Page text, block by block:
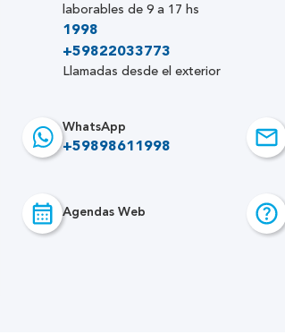
laborables de 9 a 17 hs
1998
+59822033773
Llamadas desde el exterior
WhatsApp
+59898611998
Agendas Web